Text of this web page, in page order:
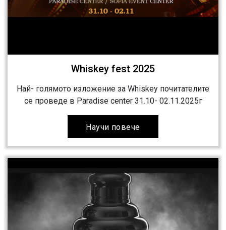
Whiskey fest 2025
Най- голямото изложение за Whiskey почитателите
се проведе в Paradise center 31.10- 02.11.2025г
Научи повече